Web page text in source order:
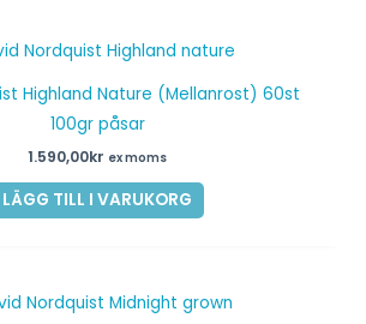
Highland Nature (Mellanrost) 60st
100gr påsar
1.590,00kr ex moms
LÄGG TILL I VARUKORG